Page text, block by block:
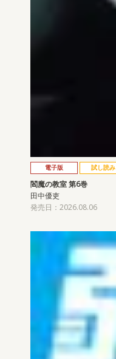
電子版 試し読み
閻魔の教室 第6巻
田中優吏
発売日：2026.08.06